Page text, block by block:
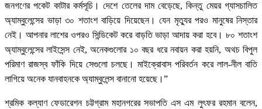
জনগণের পকেট কাটার কর্মসূচি। দেশে তেলের দাম বেড়েছে, কিন্তু মেয়র গ্যাসচালিত
অ্যাম্বুলেন্সের ভাড়া ৩০ শতাংশ বাড়িয়ে দিয়েছেন। যেন মৃত্যুর পরও মানুষের নিস্তার
নেই। আপনার লাশের ওপরও সিন্ডিকেট করে বাড়তি ভাড়া আদায় করা হবে। ৮০ শতাংশ
অ্যাম্বুলেন্সের লাইসেন্স নেই, অনেকগুলোর ১০ বছর ধরে নবায়ন করা হয়নি, অথচ বিপুল
পরিমাণ রাজস্ব ফাঁকি দিয়ে সেগুলো চলছে। মাইক্রোবাস পরিবর্তন করে লাল-নীল বাতি
লাগিয়ে অনেক যানবাহনকে অ্যাম্বুলেন্স বানানো হয়েছে।”
শ্রমিক কল্যাণ ফেডারেশন চট্টগ্রাম মহানগরের সভাপতি এস এম লুৎফর রহমান বলেন,